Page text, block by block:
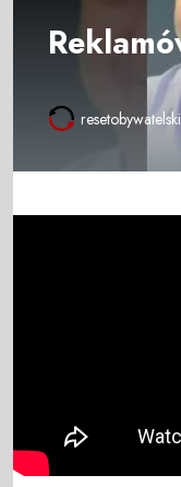
resetobywatelski